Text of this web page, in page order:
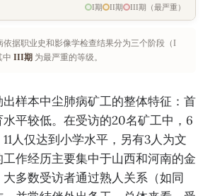
I期 II期 III期（最严重）
依据职业史和影像学检查结果分为三个阶段（I
中 III期 为最严重的等级。
样本中尘肺病矿工的整体特征：首
平较低。在受访的20名矿工中，6
人仅达到小学水平，另有3人为文
作经历主要集中于山西和河南的金
多数受访者通过熟人关系（如同